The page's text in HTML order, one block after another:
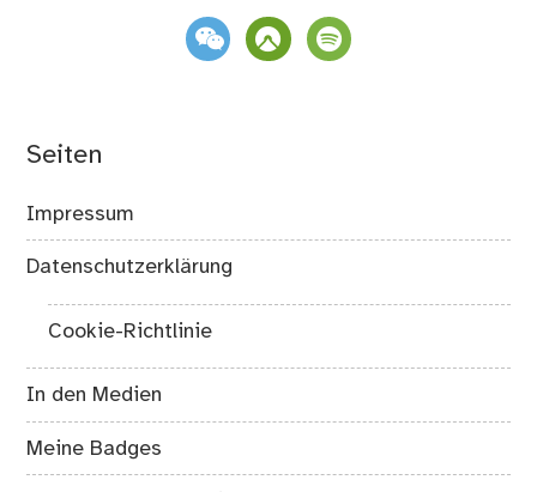
weixin komootspotify
Seiten
Impressum
Datenschutzerklärung
Cookie-Richtlinie
In den Medien
Meine Badges